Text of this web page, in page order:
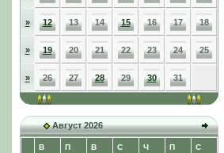
» 12 13 14 15 16 17 18
» 19 20 21 22 23 24 25
» 26 27 28 29 30 31
Август 2026
В П В С Ч П С